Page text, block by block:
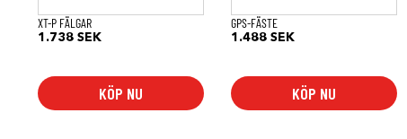
XT-P FÄLGAR
1.738 SEK
KÖP NU
GPS-FÄSTE
1.488SEK
KÖP NU